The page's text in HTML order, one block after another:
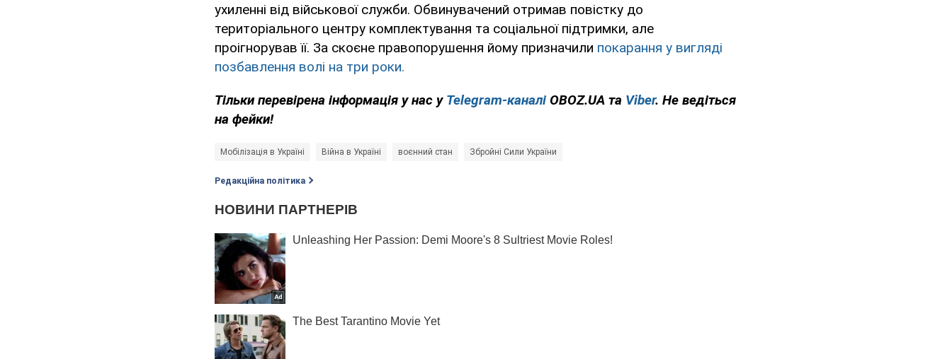
ухиленні від військової служби. Обвинувачений отримав повістку до
територіального центру комплектування та соціальної підтримки, але
проігнорував її. За скоєне правопорушення йому призначили покарання у вигляді
позбавлення волі на три роки.
Тільки перевірена інформація у нас у Telegram-каналі OBOZ.UA та Viber. Не ведіться
на фейки!
Мобілізація в Україні Війна в Україні воєнний стан Збройні Сили України
Редакційна політика